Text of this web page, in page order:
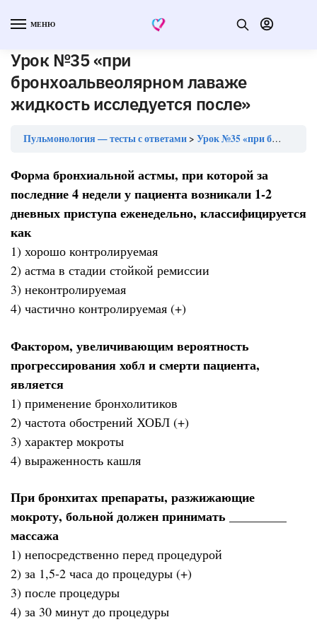
МЕНЮ
Урок №35 «при
бронхоальвеолярном лаваже
жидкость исследуется после»
Пульмонология — тесты с ответами Урок №35 «при бронхоальвеолярном лаваже жидкость исследуется после»
Форма бронхиальной астмы, при которой за
последние 4 недели у пациента возникали 1-2
дневных приступа еженедельно, классифицируется
как
1) хорошо контролируемая
2) астма в стадии стойкой ремиссии
3) неконтролируемая
4) частично контролируемая (+)
Фактором, увеличивающим вероятность
прогрессирования хобл и смерти пациента,
является
1) применение бронхолитиков
2) частота обострений ХОБЛ (+)
3) характер мокроты
4) выраженность кашля
При бронхитах препараты, разжижающие
мокроту, больной должен принимать _________
массажа
1) непосредственно перед процедурой
2) за 1,5-2 часа до процедуры (+)
3) после процедуры
4) за 30 минут до процедуры